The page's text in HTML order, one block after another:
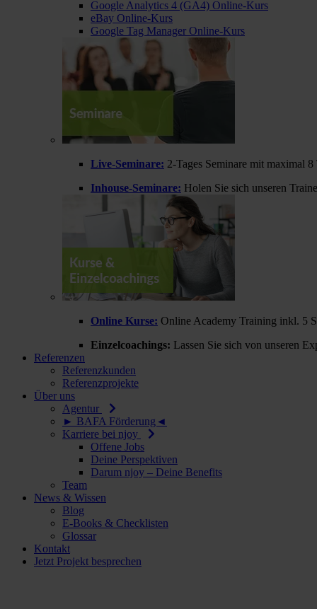
Google Analytics 4 (GA4) Online-Kurs
eBay Online-Kurs
Google Tag Manager Online-Kurs
Live-Seminare: 2-Tages Seminare mit maximal
Inhouse-Seminare: Holen Sie sich unseren
Online Kurse: Online Academy Training inkl. 5
Einzelcoachings: Lassen Sie sich von unseren
Referenzen
Referenzkunden
Referenzprojekte
Über uns
Agentur
► BAFA Förderung◄
Karriere bei njoy
Offene Jobs
Deine Perspektiven
Darum njoy – Deine Benefits
Team
News & Wissen
Blog
E-Books & Checklisten
Glossar
Kontakt
Jetzt Projekt besprechen